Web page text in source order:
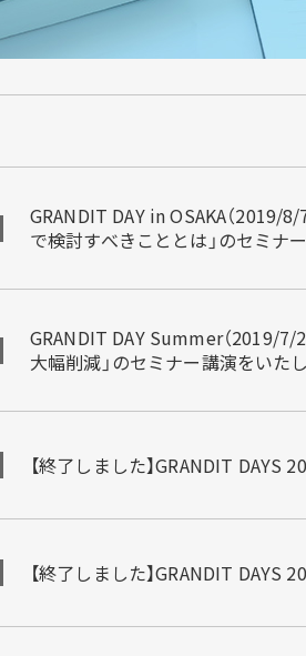
GRANDIT DAY in OSAKA（2019/
で検討すべきこととは」のセミナ
GRANDIT DAY Summer（2019/7/
大幅削減」のセミナー講演をいた
【終了しました】GRANDIT DAYS
【終了しました】GRANDIT DAYS